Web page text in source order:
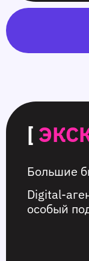
[
Большие
Digital-
особый